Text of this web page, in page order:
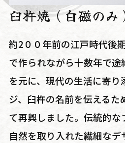
臼杵焼（白磁のみ
約2００年前の江戸時代後
で作られながら十数年で
を元に、現代の生活に寄り
ジ、臼杵の名前を伝えるた
て再興しました。伝統的な
自然を取り入れた繊細なデ